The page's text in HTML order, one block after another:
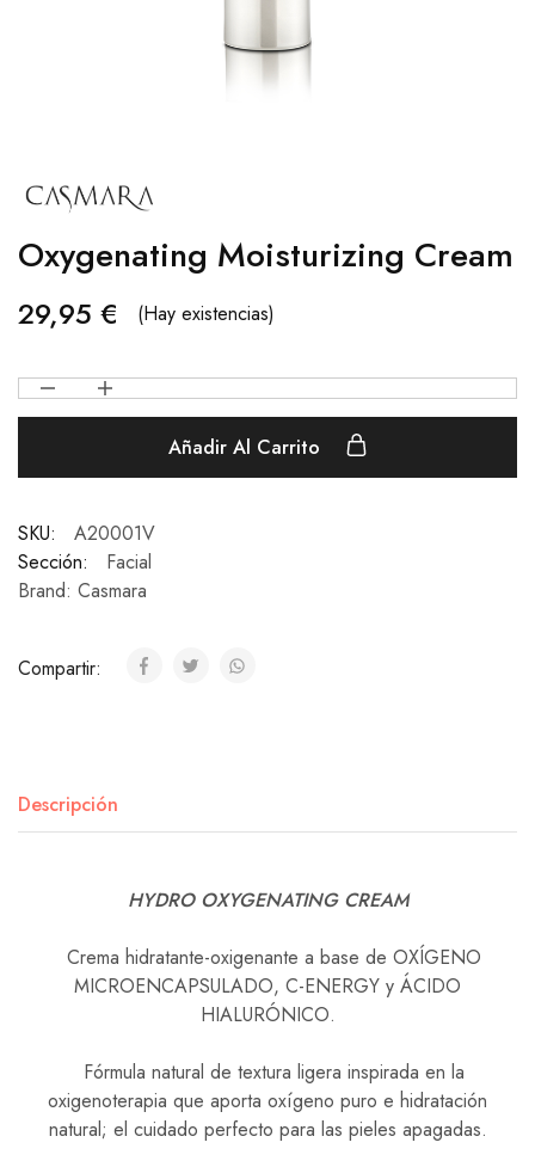
Oxygenating Moisturizing Cream
29,95 € (Hay existencias)
Añadir Al Carrito
SKU:
A20001V
Sección:
Facial
Brand: Casmara
Compartir:
Descripción
HYDRO OXYGENATING CREAM
Crema hidratante-oxigenante a base de OXÍGENO
MICROENCAPSULADO, C-ENERGY y ÁCIDO
HIALURÓNICO.
Fórmula natural de textura ligera inspirada en la
oxigenoterapia que aporta oxígeno puro e hidratación
natural; el cuidado perfecto para las pieles apagadas.